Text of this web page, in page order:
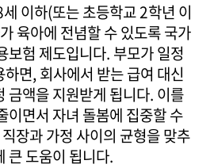
이하(또는 초등학교 2학년 이
육아에 전념할 수 있도록 국가
보험 제도입니다. 부모가 일정
면, 회사에서 받는 급여 대신
금액을 지원받게 됩니다. 이를
이면서 자녀 돌봄에 집중할 수
장과 가정 사이의 균형을 맞추
큰 도움이 됩니다.